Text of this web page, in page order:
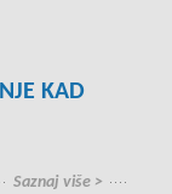
KAD
Saznaj više >